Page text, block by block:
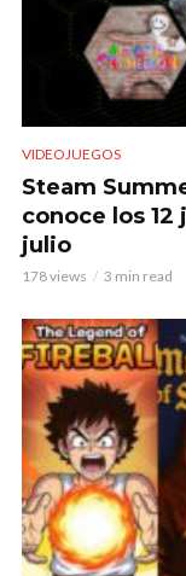
VIDEOJUEGOS
Steam
conoce los
julio
178 views 3 min read